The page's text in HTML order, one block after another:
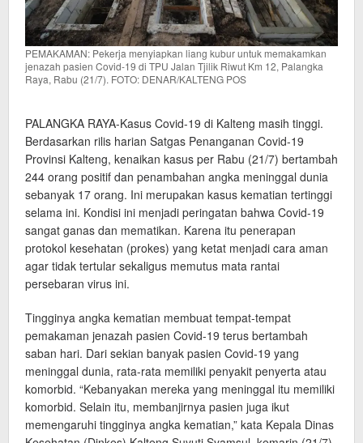
PEMAKAMAN: Pekerja menyiapkan liang kubur untuk memakamkan
jenazah pasien Covid-19 di TPU Jalan Tjilik Riwut Km 12, Palangka
Raya, Rabu (21/7). FOTO: DENAR/KALTENG POS
PALANGKA RAYA-Kasus Covid-19 di Kalteng masih tinggi.
Berdasarkan rilis harian Satgas Penanganan Covid-19
Provinsi Kalteng, kenaikan kasus per Rabu (21/7) bertambah
244 orang positif dan penambahan angka meninggal dunia
sebanyak 17 orang. Ini merupakan kasus kematian tertinggi
selama ini. Kondisi ini menjadi peringatan bahwa Covid-19
sangat ganas dan mematikan. Karena itu penerapan
protokol kesehatan (prokes) yang ketat menjadi cara aman
agar tidak tertular sekaligus memutus mata rantai
persebaran virus ini.
Tingginya angka kematian membuat tempat-tempat
pemakaman jenazah pasien Covid-19 terus bertambah
saban hari. Dari sekian banyak pasien Covid-19 yang
meninggal dunia, rata-rata memiliki penyakit penyerta atau
komorbid. “Kebanyakan mereka yang meninggal itu memiliki
komorbid. Selain itu, membanjirnya pasien juga ikut
memengaruhi tingginya angka kematian,” kata Kepala Dinas